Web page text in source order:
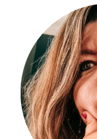
Liens
Familiaux
Avec
Ses
Enfants
?